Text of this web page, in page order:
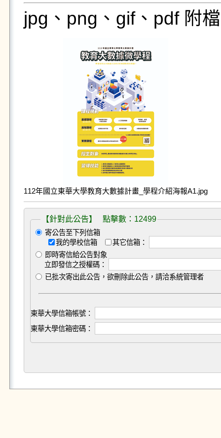
jpg、png、gif、pdf 附
112年國立東華大學教育大數據計畫_學程介紹海報A1.jpg
【針對此公告】 點擊數：12499
寄公告至下列信箱
我的學校信箱
其它信箱：
即時寄信給公告對象
立即發信之授權碼：
已批次寄出此公告，欲刪除此公告，請洽系統管理者
東華大學信箱帳號：
東華大學信箱密碼：